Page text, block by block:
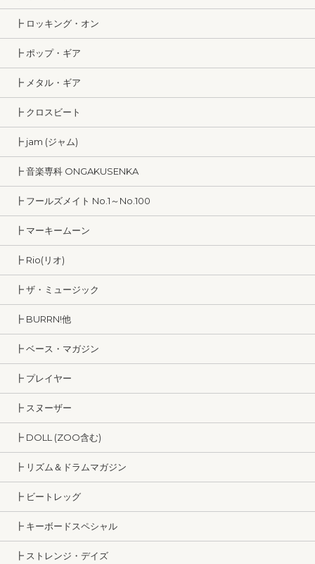
┣ ロッキング・オン
┣ ポップ・ギア
┣ メタル・ギア
┣ クロスビート
┣ jam (ジャム)
┣ 音楽専科 ONGAKUSENKA
┣ フールズメイト No.1～No.100
┣ マーキームーン
┣ Rio(リオ)
┣ ザ・ミュージック
┣ BURRN!他
┣ ベース・マガジン
┣ プレイヤー
┣ スヌーザー
┣ DOLL (ZOO含む)
┣ リズム＆ドラムマガジン
┣ ビートレッグ
┣ キーボードスペシャル
┣ ストレンジ・デイズ